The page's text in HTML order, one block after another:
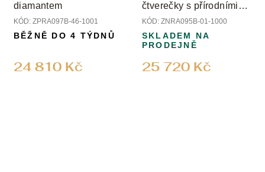
diamantem
KÓD: ZPRA097B-46-1001
24 810 Kč
BĚŽNĚ DO 4 TÝDNŮ
čtverečky s přírodními
diamanty
KÓD: ZNRA095B-01-1000
25 720 Kč
SKLADEM NA
PRODEJNĚ